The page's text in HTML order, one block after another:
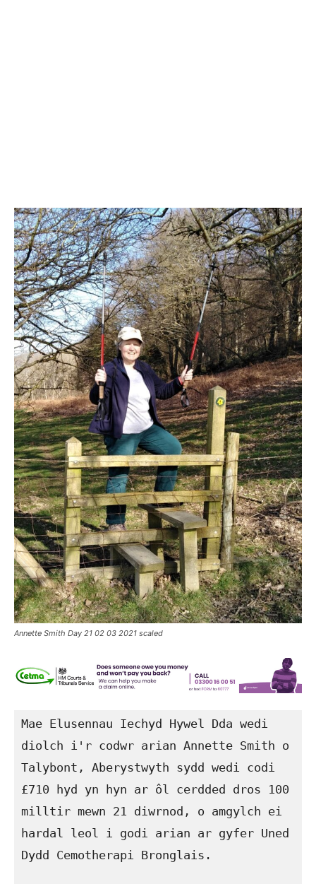
Annette Smith Day 21 02 03 2021 scaled
Mae Elusennau Iechyd Hywel Dda wedi
diolch i'r codwr arian Annette Smith o
Talybont, Aberystwyth sydd wedi codi
£710 hyd yn hyn ar ôl cerdded dros 100
milltir mewn 21 diwrnod, o amgylch ei
hardal leol i godi arian ar gyfer Uned
Dydd Cemotherapi Bronglais.